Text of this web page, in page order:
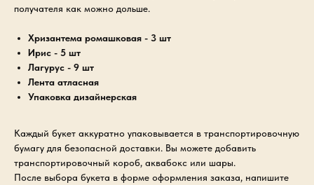
получателя как можно дольше.
Хризантема ромашковая - 3 шт
Ирис - 5 шт
Лагурус - 9 шт
Лента атласная
Упаковка дизайнерская
Каждый букет аккуратно упаковывается в транспортировочную
бумагу для безопасной доставки. Вы можете добавить
транспортировочный короб, аквабокс или шары.
После выбора букета в форме оформления заказа, напишите